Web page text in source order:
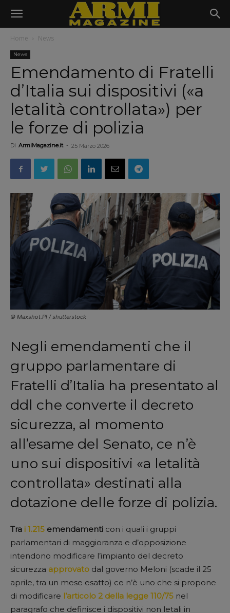
Home News
News
Emendamento di Fratelli
d’Italia sui dispositivi («a
letalità controllata») per
le forze di polizia
Di ArmiMagazine.it - 25 Marzo 2026
© Maxshot.Pl / shutterstock
Negli emendamenti che il
gruppo parlamentare di
Fratelli d’Italia ha presentato al
ddl che converte il decreto
sicurezza, al momento
all’esame del Senato, ce n’è
uno sui dispositivi «a letalità
controllata» destinati alla
dotazione delle forze di polizia.
Tra i 1.215 emendamenti con i quali i gruppi
parlamentari di maggioranza e d’opposizione
intendono modificare l’impianto del decreto
sicurezza approvato dal governo Meloni (scade il 25
aprile, tra un mese esatto) ce n’è uno che si propone
di modificare l’articolo 2 della legge 110/75 nel
paragrafo che definisce i dispositivi non letali in